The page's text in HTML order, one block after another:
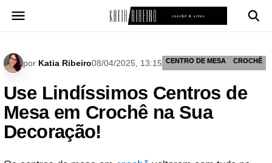
para
por Katia Ribeiro08/04/2025, 13:15 CENTRO DE MESA CROCHÊ
Use Lindíssimos Centros de
Mesa em Crochê na Sua
Decoração!